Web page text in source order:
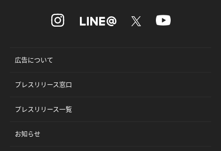
広告について
プレスリリース窓口
プレスリリース一覧
お知らせ